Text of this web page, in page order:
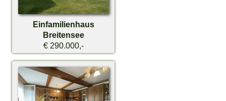
Einfamilienhaus
Breitensee
€ 290.000,-